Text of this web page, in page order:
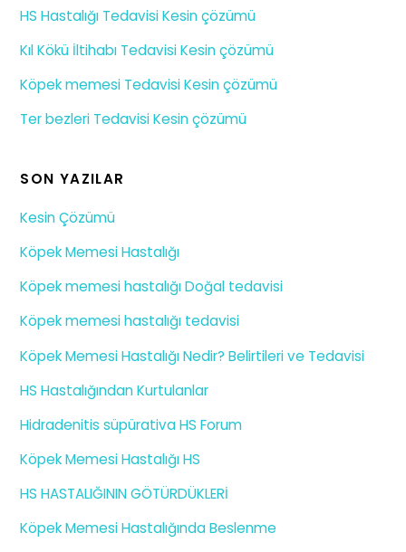
HS Hastalığı Tedavisi Kesin çözümü
Kıl Kökü İltihabı Tedavisi Kesin çözümü
Köpek memesi Tedavisi Kesin çözümü
Ter bezleri Tedavisi Kesin çözümü
SON YAZILAR
Kesin Çözümü
Köpek Memesi Hastalığı
Köpek memesi hastalığı Doğal tedavisi
Köpek memesi hastalığı tedavisi
Köpek Memesi Hastalığı Nedir? Belirtileri ve Tedavisi
HS Hastalığından Kurtulanlar
Hidradenitis süpürativa HS Forum
Köpek Memesi Hastalığı HS
HS HASTALIĞININ GÖTÜRDÜKLERİ
Köpek Memesi Hastalığında Beslenme